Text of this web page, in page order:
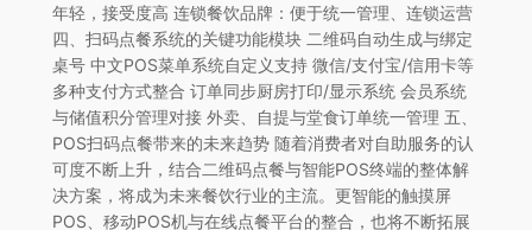
年轻，接受度高 连锁餐饮品牌：便于统一管理、连锁运营
四、扫码点餐系统的关键功能模块 二维码自动生成与绑定
桌号 中文POS菜单系统自定义支持 微信/支付宝/信用卡等
多种支付方式整合 订单同步厨房打印/显示系统 会员系统
与储值积分管理对接 外卖、自提与堂食订单统一管理 五、
POS扫码点餐带来的未来趋势 随着消费者对自助服务的认
可度不断上升，结合二维码点餐与智能POS终端的整体解
决方案，将成为未来餐饮行业的主流。更智能的触摸屏
POS、移动POS机与在线点餐平台的整合，也将不断拓展